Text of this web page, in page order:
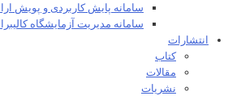
سامانه پایش کاربردی و پویش
سامانه مدیریت آزمایشگاه
انتشارات
کتاب
مقالات
نشریات